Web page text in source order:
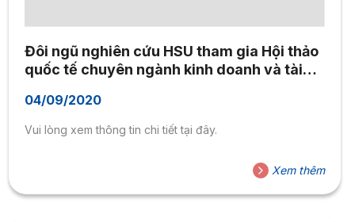
Đôi ngũ nghiên cứu HSU tham gia Hội thảo
quốc tế chuyên ngành kinh doanh và tài
04/09/2020
Vui lòng xem thông tin chi tiết tại đây.
Xem thêm